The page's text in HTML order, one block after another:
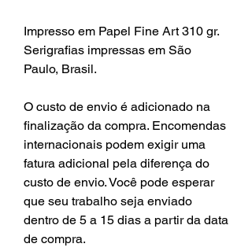
Impresso em Papel Fine Art 310 gr.
Serigrafias impressas em São
Paulo, Brasil.
O custo de envio é adicionado na
finalização da compra. Encomendas
internacionais podem exigir uma
fatura adicional pela diferença do
custo de envio. Você pode esperar
que seu trabalho seja enviado
dentro de 5 a 15 dias a partir da data
de compra.